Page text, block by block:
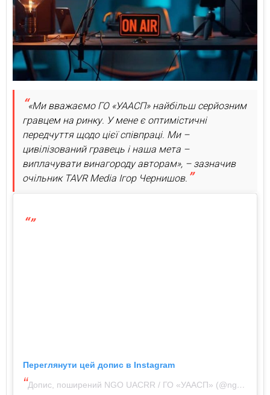
«Ми вважаємо ГО «УААСП» найбільш серйозним
гравцем на ринку. У мене є оптимістичні
передчуття щодо цієї співпраці. Ми –
цивілізований гравець і наша мета –
виплачувати винагороду авторам», – зазначив
очільник TAVR Mediа Ігор Чернишов.
Переглянути цей допис в Instagram
Допис, поширений NGO UACRR / ГО «УААСП» (@ngo.uacrr)